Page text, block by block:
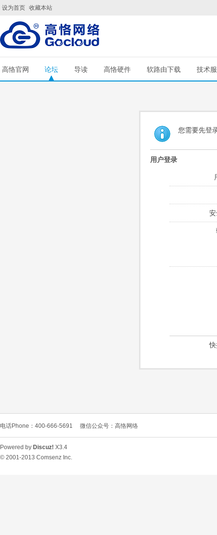
设为首页 收藏本站
高恪官网 论坛 导读 高恪硬件 软路由下载 技术
您需要先登
用户登录
电话Phone：400-666-5691 微信公众号：高恪网络
Powered by Discuz! X3.4
© 2001-2013 Comsenz Inc.